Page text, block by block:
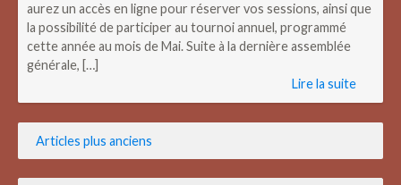
aurez un accès en ligne pour réserver vos sessions, ainsi que
la possibilité de participer au tournoi annuel, programmé
cette année au mois de Mai. Suite à la dernière assemblée
générale, […]
Lire la suite
Navigation
des
Articles plus anciens